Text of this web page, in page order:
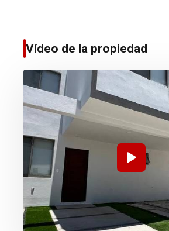
Vídeo de la propiedad